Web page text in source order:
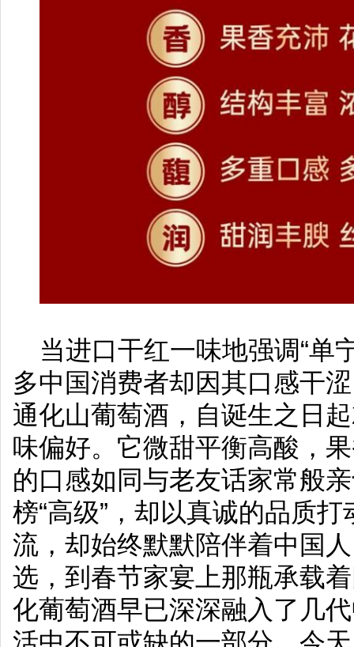
当进口干红一味地强调“单
多中国消费者却因其口感干
通化山葡萄酒，自诞生之日
味偏好。它微甜平衡高酸，
的口感如同与老友话家常般
榜“高级”，却以真诚的品质
流，却始终默默陪伴着中国
选，到春节家宴上那瓶承载
化葡萄酒早已深深融入了几